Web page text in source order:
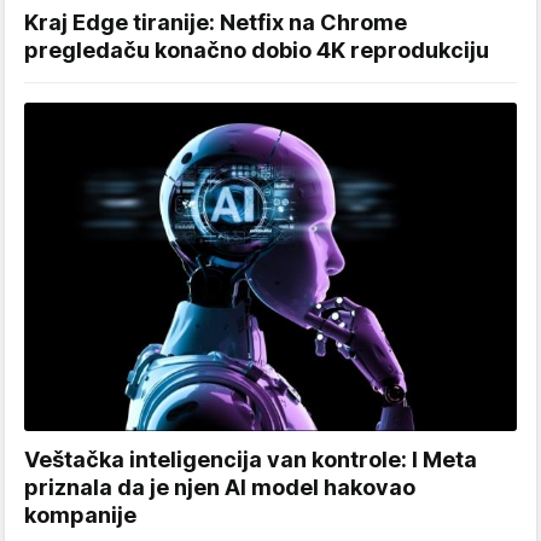
Kraj Edge tiranije: Netfix na Chrome
pregledaču konačno dobio 4K reprodukciju
Veštačka inteligencija van kontrole: I Meta
priznala da je njen AI model hakovao
kompanije